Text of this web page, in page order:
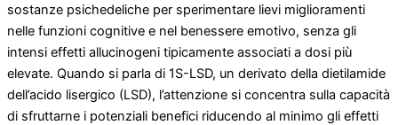
sostanze psichedeliche per sperimentare lievi miglioramenti
nelle funzioni cognitive e nel benessere emotivo, senza gli
intensi effetti allucinogeni tipicamente associati a dosi più
elevate. Quando si parla di 1S-LSD, un derivato della dietilamide
dell’acido lisergico (LSD), l’attenzione si concentra sulla capacità
di sfruttarne i potenziali benefici riducendo al minimo gli effetti